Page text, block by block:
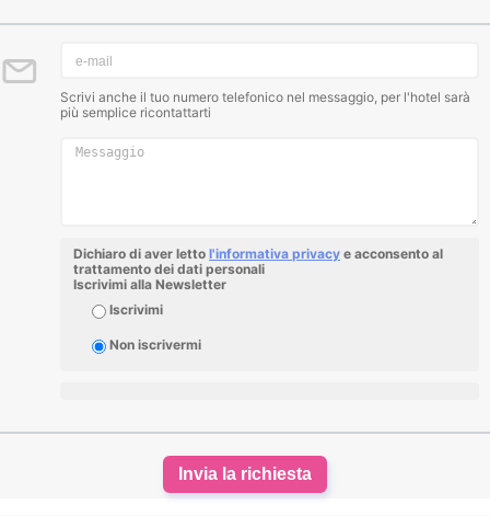
Scrivi anche il tuo numero telefonico nel messaggio, per l'hotel sarà
più semplice ricontattarti
Dichiaro di aver letto l'informativa privacy e acconsento al
trattamento dei dati personali
Iscrivimi alla Newsletter
Iscrivimi
Non iscrivermi
Invia la richiesta